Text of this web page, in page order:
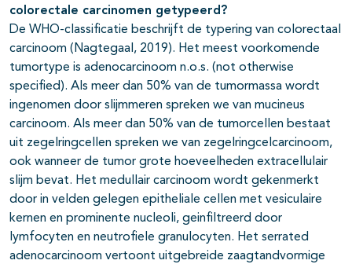
colorectale carcinomen getypeerd?
De WHO-classificatie beschrijft de typering van colorectaal
carcinoom (Nagtegaal, 2019). Het meest voorkomende
tumortype is adenocarcinoom n.o.s. (not otherwise
specified). Als meer dan 50% van de tumormassa wordt
ingenomen door slijmmeren spreken we van mucineus
carcinoom. Als meer dan 50% van de tumorcellen bestaat
uit zegelringcellen spreken we van zegelringcelcarcinoom,
ook wanneer de tumor grote hoeveelheden extracellulair
slijm bevat. Het medullair carcinoom wordt gekenmerkt
door in velden gelegen epitheliale cellen met vesiculaire
kernen en prominente nucleoli, geinfiltreerd door
lymfocyten en neutrofiele granulocyten. Het serrated
adenocarcinoom vertoont uitgebreide zaagtandvormige